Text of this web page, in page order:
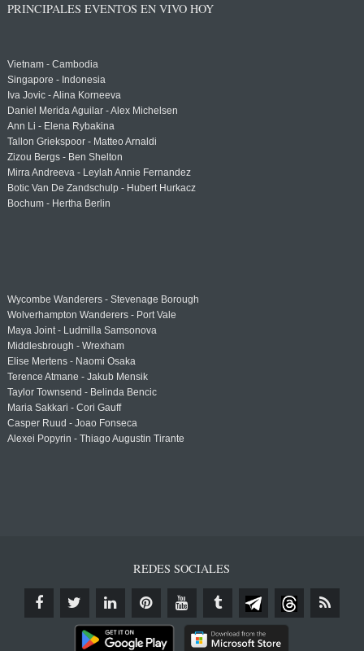
PRINCIPALES EVENTOS EN VIVO HOY
Vietnam - Cambodia
Singapore - Indonesia
Iva Jovic - Alina Korneeva
Daniel Merida Aguilar - Alex Michelsen
Ann Li - Elena Rybakina
Tallon Griekspoor - Matteo Arnaldi
Zizou Bergs - Ben Shelton
Mirra Andreeva - Leylah Annie Fernandez
Botic Van De Zandschulp - Hubert Hurkacz
Bochum - Hertha Berlin
Wycombe Wanderers - Stevenage Borough
Wolverhampton Wanderers - Port Vale
Maya Joint - Ludmilla Samsonova
Middlesbrough - Wrexham
Elise Mertens - Naomi Osaka
Terence Atmane - Jakub Mensik
Taylor Townsend - Belinda Bencic
Maria Sakkari - Cori Gauff
Casper Ruud - Joao Fonseca
Alexei Popyrin - Thiago Augustin Tirante
REDES SOCIALES